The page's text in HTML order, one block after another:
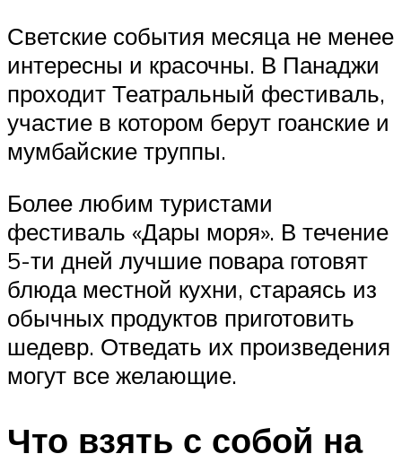
Светские события месяца не менее
интересны и красочны. В Панаджи
проходит Театральный фестиваль,
участие в котором берут гоанские и
мумбайские труппы.
Более любим туристами
фестиваль «Дары моря». В течение
5-ти дней лучшие повара готовят
блюда местной кухни, стараясь из
обычных продуктов приготовить
шедевр. Отведать их произведения
могут все желающие.
Что взять с собой на